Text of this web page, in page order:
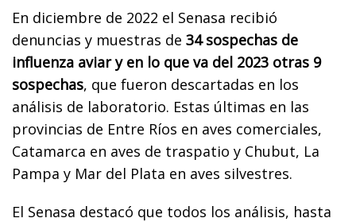
En diciembre de 2022 el Senasa recibió
denuncias y muestras de 34 sospechas de
influenza aviar y en lo que va del 2023 otras 9
sospechas, que fueron descartadas en los
análisis de laboratorio. Estas últimas en las
provincias de Entre Ríos en aves comerciales,
Catamarca en aves de traspatio y Chubut, La
Pampa y Mar del Plata en aves silvestres.
El Senasa destacó que todos los análisis, hasta